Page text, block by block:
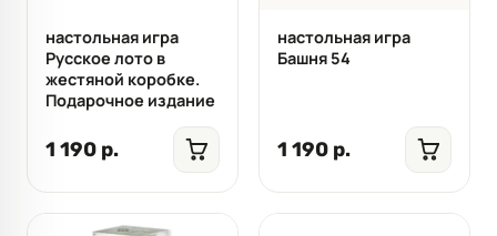
настольная игра
Русское лото в
жестяной коробке.
Подарочное издание
1 190 р.
настольная игра
Башня 54
1 190 р.